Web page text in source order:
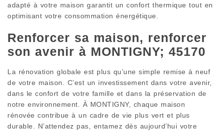
adapté à votre maison garantit un confort thermique tout en
optimisant votre consommation énergétique.
Renforcer sa maison, renforcer
son avenir à MONTIGNY; 45170
La rénovation globale est plus qu’une simple remise à neuf
de votre maison. C’est un investissement dans votre avenir,
dans le confort de votre famille et dans la préservation de
notre environnement. À MONTIGNY, chaque maison
rénovée contribue à un cadre de vie plus vert et plus
durable. N’attendez pas, entamez dès aujourd’hui votre